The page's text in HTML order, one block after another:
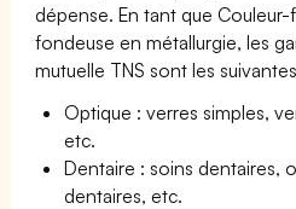
dépense. En tant que
fondeuse en métallurgie, les
mutuelle TNS sont les
Optique : verres simples,
etc.
Dentaire : soins dentaires,
dentaires, etc.